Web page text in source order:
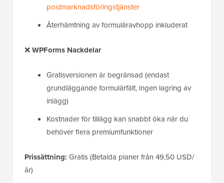
postmarknadsföringstjänster
Återhämtning av formuläravhopp inkluderat
❌WPForms Nackdelar
Gratisversionen är begränsad (endast
grundläggande formulärfält, ingen lagring av
inlägg)
Kostnader för tillägg kan snabbt öka när du
behöver flera premiumfunktioner
Prissättning: Gratis (Betalda planer från 49,50 USD/
år)